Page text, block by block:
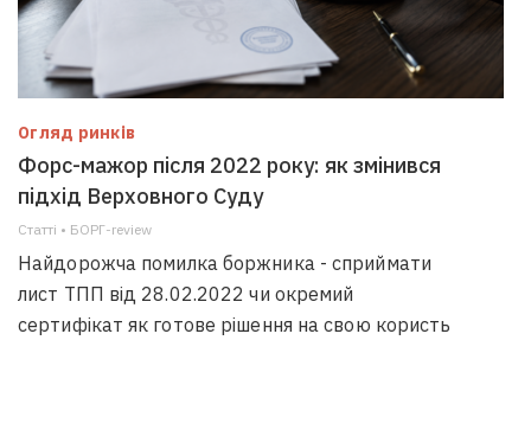
Огляд ринків
Форс-мажор після 2022 року: як змінився
підхід Верховного Суду
Статті • БОРГ-review
Найдорожча помилка боржника - сприймати
лист ТПП від 28.02.2022 чи окремий
сертифікат як готове рішення на свою користь